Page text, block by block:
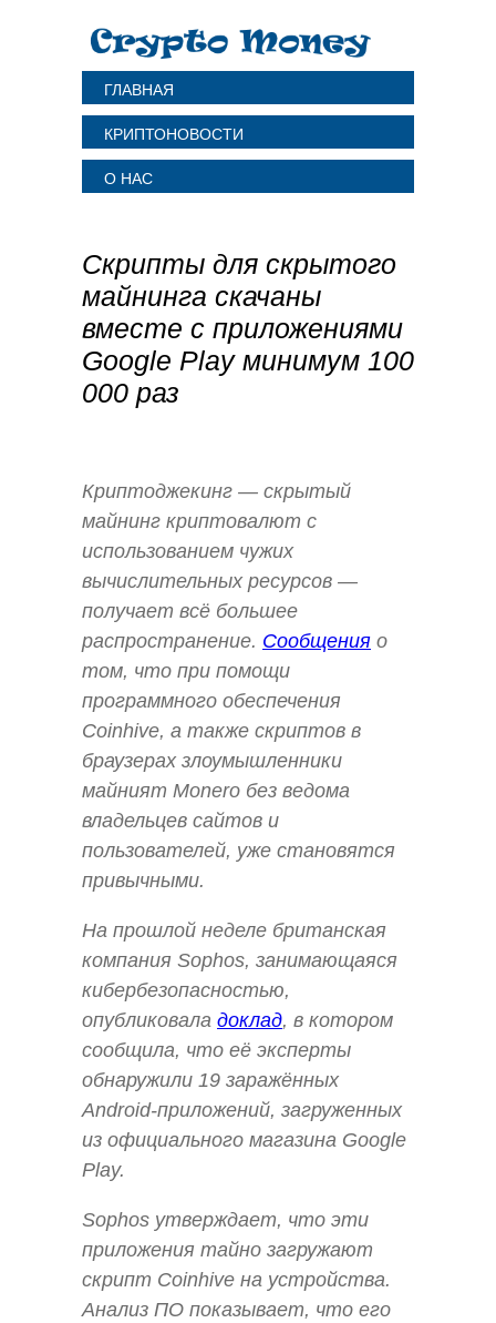
ГЛАВНАЯ
КРИПТОНОВОСТИ
О НАС
Скрипты для скрытого
майнинга скачаны
вместе с приложениями
Google Play минимум 100
000 раз
Криптоджекинг — скрытый
майнинг криптовалют с
использованием чужих
вычислительных ресурсов —
получает всё большее
распространение. Сообщения о
том, что при помощи
программного обеспечения
Coinhive, а также скриптов в
браузерах злоумышленники
майният Monero без ведома
владельцев сайтов и
пользователей, уже становятся
привычными.
На прошлой неделе британская
компания Sophos, занимающаяся
кибербезопасностью,
опубликовала доклад, в котором
сообщила, что её эксперты
обнаружили 19 заражённых
Android-приложений, загруженных
из официального магазина Google
Play.
Sophos утверждает, что эти
приложения тайно загружают
скрипт Coinhive на устройства.
Анализ ПО показывает, что его